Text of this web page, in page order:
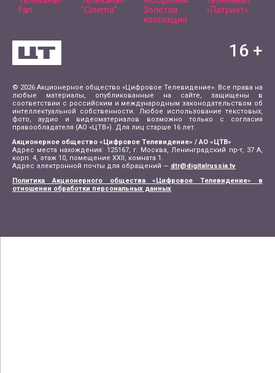
© 2026 Акционерное общество «Цифровое Телевидение». Все права на
любые материалы, опубликованные на сайте, защищены в
соответствии с российским и международным законодательством об
интеллектуальной собственности. Любое использование текстовых,
фото, аудио и видеоматериалов возможно только с согласия
правообладателя (АО «ЦТВ»). Для лиц старше 16 лет.
Акционерное общество «Цифровое Телевидение» / АО «ЦТВ»
Адрес места нахождения: 125167, г. Москва, Ленинградский пр-т, 37 А,
корп. 4, этаж 10, помещение XXII, комната 1.
Адрес электронной почты для обращений — dtr@digitalrussia.tv
Политика Акционерного общества «Цифровое Телевидение» в
отношении обработки персональных данных
16 +